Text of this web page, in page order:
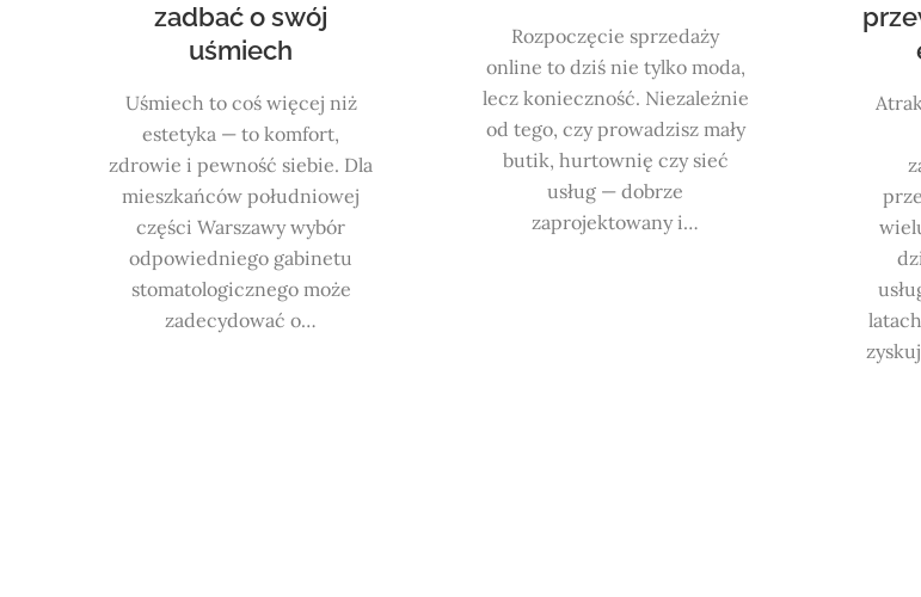
zadbać o swój
uśmiech
Uśmiech to coś więcej niż
estetyka — to komfort,
zdrowie i pewność siebie. Dla
mieszkańców południowej
części Warszawy wybór
odpowiedniego gabinetu
stomatologicznego może
zadecydować o…
Rozpoczęcie sprzedaży
online to dziś nie tylko moda,
lecz konieczność. Niezależnie
od tego, czy prowadzisz mały
butik, hurtownię czy sieć
usług — dobrze
zaprojektowany i…